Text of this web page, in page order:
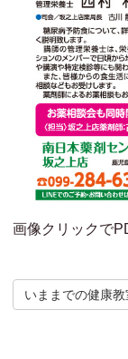
画像クリックで
いままでの健康教